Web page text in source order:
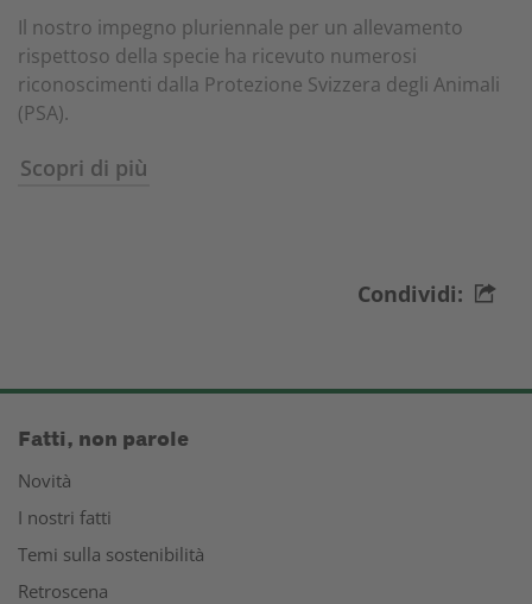
Il nostro impegno pluriennale per un allevamento
rispettoso della specie ha ricevuto numerosi
riconoscimenti dalla Protezione Svizzera degli Animali
(PSA).
Scopri di più
Condividi:
Fatti, non parole
Novità
I nostri fatti
Temi sulla sostenibilità
Retroscena